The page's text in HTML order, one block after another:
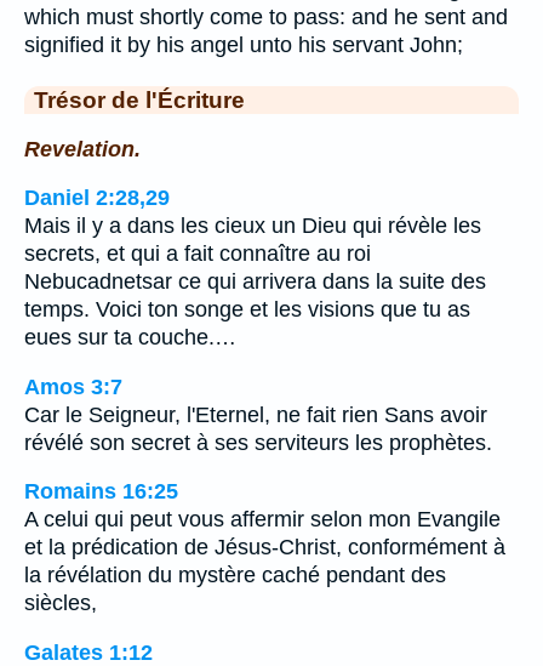
which must shortly come to pass: and he sent and
signified it by his angel unto his servant John;
Trésor de l'Écriture
Revelation.
Daniel 2:28,29
Mais il y a dans les cieux un Dieu qui révèle les
secrets, et qui a fait connaître au roi
Nebucadnetsar ce qui arrivera dans la suite des
temps. Voici ton songe et les visions que tu as
eues sur ta couche.…
Amos 3:7
Car le Seigneur, l'Eternel, ne fait rien Sans avoir
révélé son secret à ses serviteurs les prophètes.
Romains 16:25
A celui qui peut vous affermir selon mon Evangile
et la prédication de Jésus-Christ, conformément à
la révélation du mystère caché pendant des
siècles,
Galates 1:12